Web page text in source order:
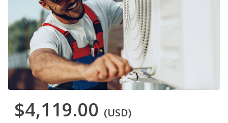
$4,119.00 (USD)